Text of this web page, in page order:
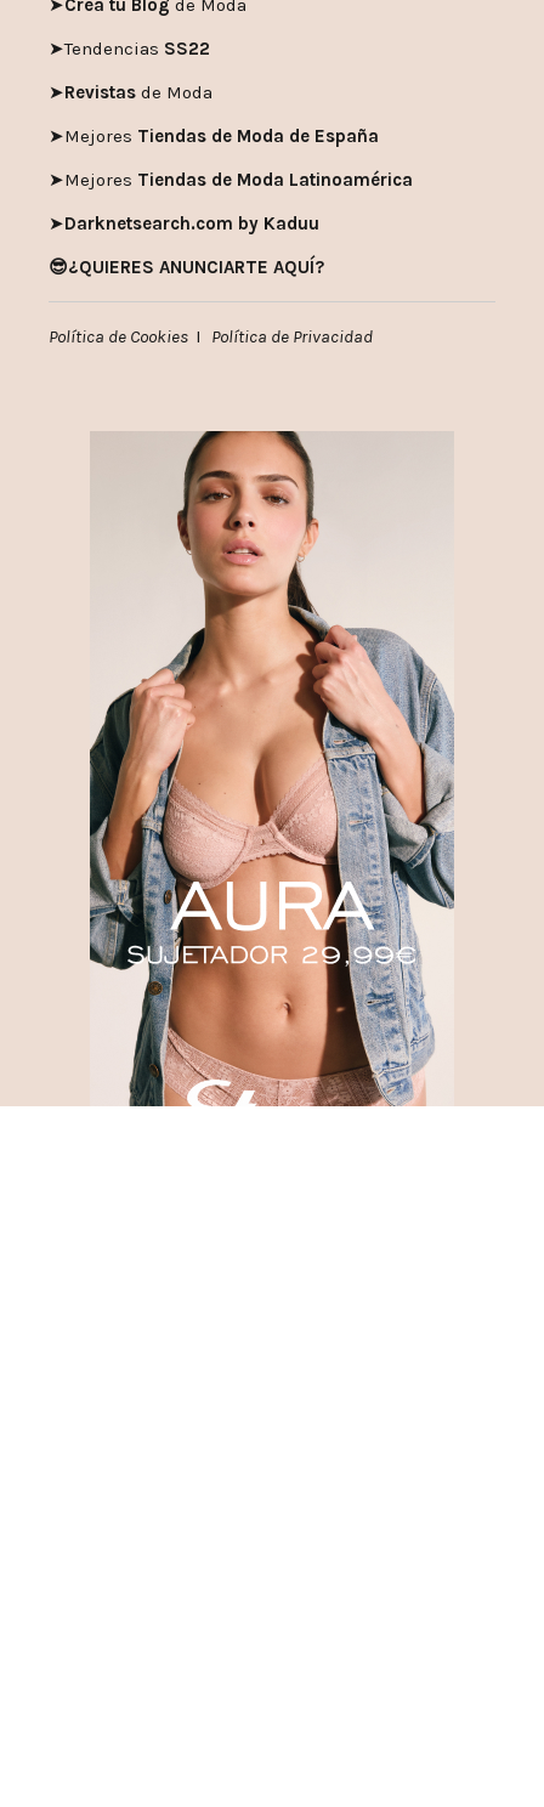
➤Crea tu Blog de Moda
➤Tendencias SS22
➤Revistas de Moda
➤Mejores Tiendas de Moda de España
➤Mejores Tiendas de Moda Latinoamérica
➤Darknetsearch.com by Kaduu
😎¿QUIERES ANUNCIARTE AQUÍ?
Política de Cookies I Política de Privacidad